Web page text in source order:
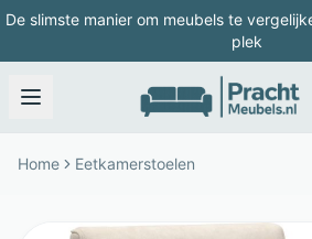
De slimste manier om meubels te
plek
Home Eetkamerstoelen